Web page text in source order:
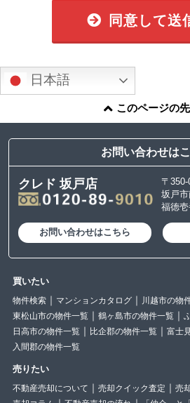
同意して送
日本語
このページの
お問い合わせは
クレド 坂戸店
〒350-
坂戸
福徳
お問い合わせはこちら
買いたい
物件検索 マンションカタログ 川越市の物
東松山市の物件一覧
鶴ヶ島市の物件一覧
日高市の物件一覧
比企郡の物件一覧
富士
入間郡の物件一覧
売りたい
不動産売却について 売却クイック査定 売